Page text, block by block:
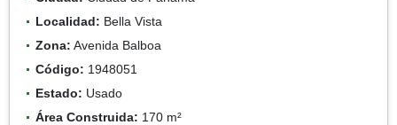
Localidad: Bella Vista
Zona: Avenida Balboa
Código: 1948051
Estado: Usado
Área Construida: 170 m²